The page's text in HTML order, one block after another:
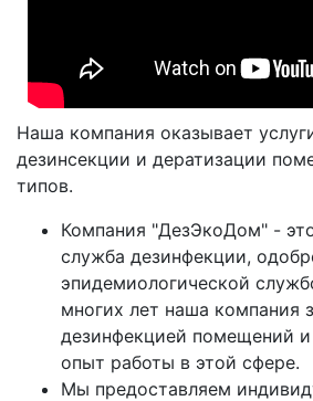
Наша компания оказывает
дезинсекции и дератизации
типов.
Компания "ДезЭкоДом" -
служба дезинфекции,
эпидемиологической
многих лет наша компания
дезинфекцией помещений
опыт работы в этой сфере.
Мы предоставляем